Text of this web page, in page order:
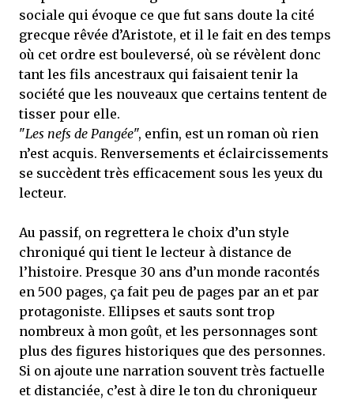
sociale qui évoque ce que fut sans doute la cité
grecque rêvée d’Aristote, et il le fait en des temps
où cet ordre est bouleversé, où se révèlent donc
tant les fils ancestraux qui faisaient tenir la
société que les nouveaux que certains tentent de
tisser pour elle.
"Les nefs de Pangée", enfin, est un roman où rien
n’est acquis. Renversements et éclaircissements
se succèdent très efficacement sous les yeux du
lecteur.
Au passif, on regrettera le choix d’un style
chroniqué qui tient le lecteur à distance de
l’histoire. Presque 30 ans d’un monde racontés
en 500 pages, ça fait peu de pages par an et par
protagoniste. Ellipses et sauts sont trop
nombreux à mon goût, et les personnages sont
plus des figures historiques que des personnes.
Si on ajoute une narration souvent très factuelle
et distanciée, c’est à dire le ton du chroniqueur